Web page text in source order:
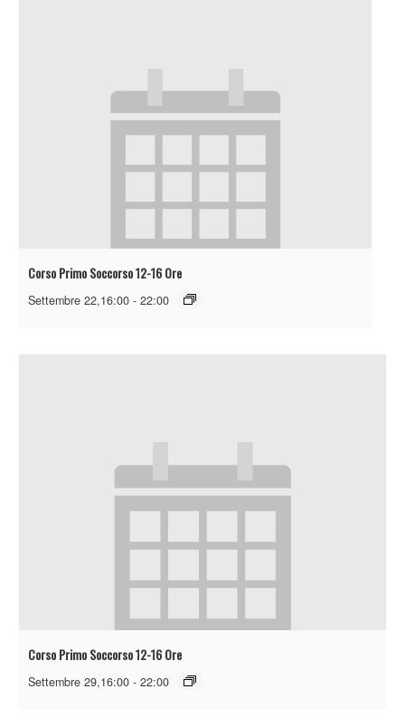
Corso Primo Soccorso 12-16 Ore
Settembre 22,16:00 - 22:00
Corso Primo Soccorso 12-16 Ore
Settembre 29,16:00 - 22:00